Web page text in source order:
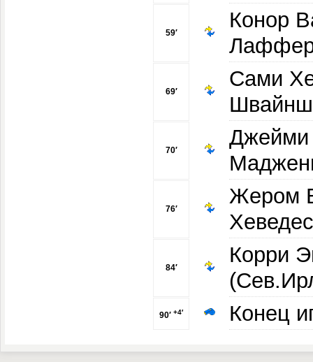
59′
Конор
69′
Сами
70′
76′
Жером
84′
Корри
90′ +4′ Конец